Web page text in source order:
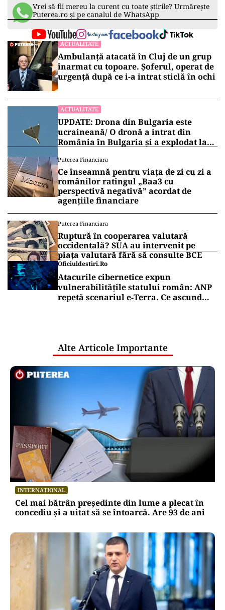
Vrei să fii mereu la curent cu toate știrile? Urmărește
Puterea.ro și pe canalul de WhatsApp
ACTUALITATE
Ambulanță atacată în Cluj de un grup
înarmat cu topoare. Șoferul, operat de
urgență după ce i-a intrat sticlă în ochi
ACTUALITATE
UPDATE: Drona din Bulgaria este
ucraineană/ O dronă a intrat din
România în Bulgaria şi a explodat la
Puterea Financiara
Ce înseamnă pentru viața de zi cu zi a
românilor ratingul „Baa3 cu
perspectivă negativă” acordat de
agențiile financiare
Puterea Financiara
Ruptură în cooperarea valutară
occidentală? SUA au intervenit pe
piața valutară fără să consulte BCE
Oficiuldestiri.ro
Atacurile cibernetice expun
vulnerabilitățile statului român: ANP
repetă scenariul e‑Terra. Ce ascund
Alte Articole Importante
INTERNAȚIONAL
Cel mai bătrân președinte din lume a plecat în
concediu și a uitat să se întoarcă. Are 93 de ani